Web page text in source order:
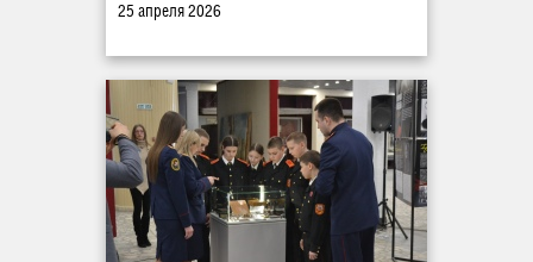
25 апреля 2026